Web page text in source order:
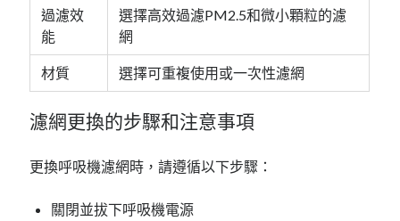
過濾效
能
選擇高效過濾PM2.5和微小顆粒的濾
網
材質 選擇可重複使用或一次性濾網
濾網更換的步驟和注意事項
更換呼吸機濾網時，請遵循以下步驟：
關閉並拔下呼吸機電源